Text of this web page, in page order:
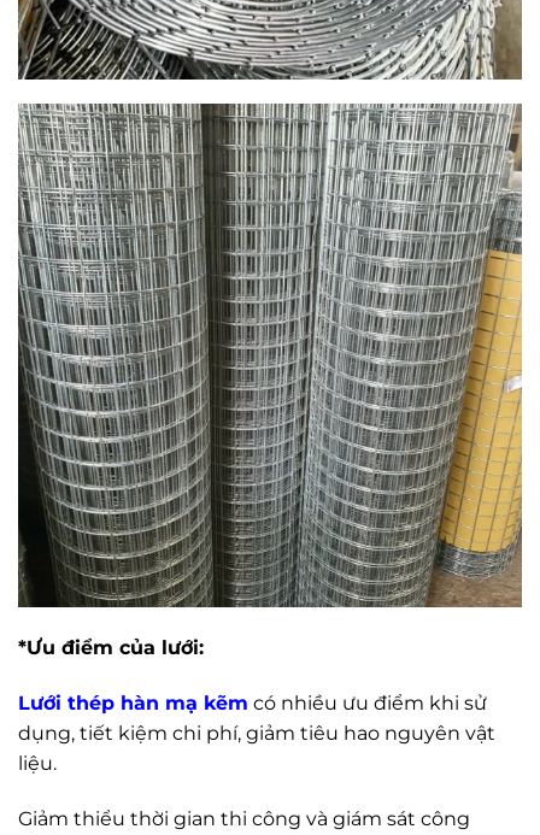
*Ưu điểm của lưới:
Lưới thép hàn mạ kẽm có nhiều ưu điểm khi sử
dụng, tiết kiệm chi phí, giảm tiêu hao nguyên vật
liệu.
Giảm thiểu thời gian thi công và giám sát công